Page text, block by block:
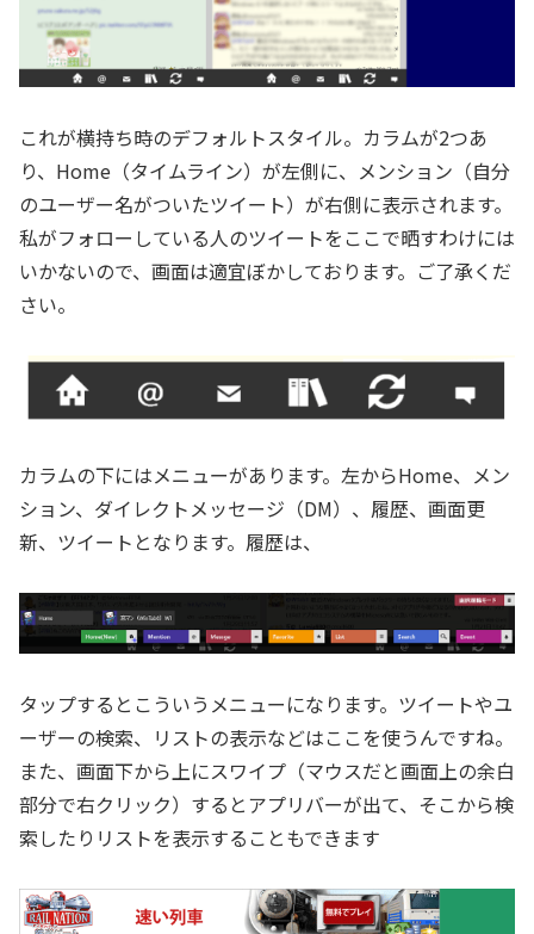
これが横持ち時のデフォルトスタイル。カラムが2つあ
り、Home（タイムライン）が左側に、メンション（自分
のユーザー名がついたツイート）が右側に表示されます。
私がフォローしている人のツイートをここで晒すわけには
いかないので、画面は適宜ぼかしております。ご了承くだ
さい。
カラムの下にはメニューがあります。左からHome、メン
ション、ダイレクトメッセージ（DM）、履歴、画面更
新、ツイートとなります。履歴は、
タップするとこういうメニューになります。ツイートやユ
ーザーの検索、リストの表示などはここを使うんですね。
また、画面下から上にスワイプ（マウスだと画面上の余白
部分で右クリック）するとアプリバーが出て、そこから検
索したりリストを表示することもできます